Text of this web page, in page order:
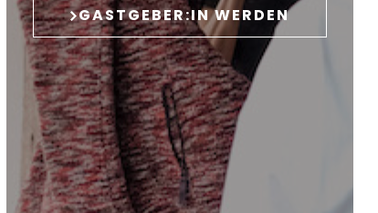
GASTGEBER:IN WERDEN